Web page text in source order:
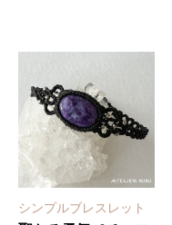
シンプルブレスレット